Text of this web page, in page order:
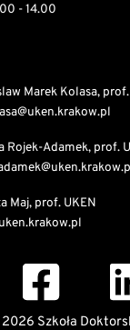
- 14.00
Marek Kolasa,
Rojek-Adamek, prof.
Maj, prof. UKEN
Szkoła